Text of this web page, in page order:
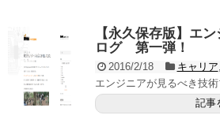
【永久保存版】エ
ログ 第一弾！
2016/2/18 キャリア
エンジニアが見るべき技
記事